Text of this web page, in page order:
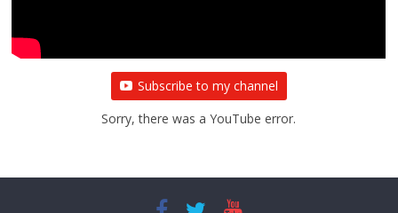
Subscribe to my channel
Sorry, there was a YouTube error.